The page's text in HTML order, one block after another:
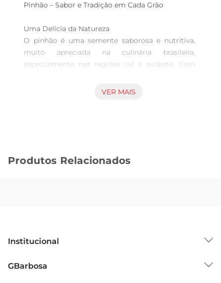
Pinhão – Sabor e Tradição em Cada Grão
Uma Delícia da Natureza
O pinhão é uma semente saborosa e nutritiva,
muito apreciada na culinária brasileira,
especialmente nas regiões sul e sudeste. Com
ingrediente versátil que pode ser utilizado em
Benefícios Nutricionais
que auxiliam na proteção do organismo. É uma
toque especial à sua alimentação.
VER MAIS
Produtos Relacionados
Institucional
Grupo Cencosud
GBarbosa